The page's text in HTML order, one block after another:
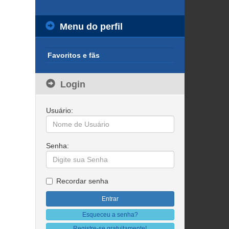
Menu do perfil
Favoritos e fãs
Login
Usuário:
Senha:
Recordar senha
Esqueceu a senha?